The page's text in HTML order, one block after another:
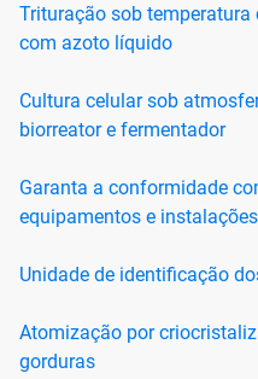
Trituração sob
com azoto líquido
Cultura celular sob
biorreator e fermentador
Garanta a conformidade
equipamentos e
Unidade de identificação
Atomização por
gorduras